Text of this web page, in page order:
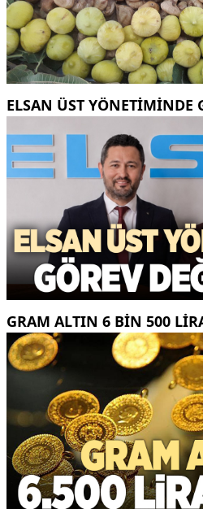
ELSAN ÜST YÖNETIMINDE
GRAM ALTIN 6 BIN 500